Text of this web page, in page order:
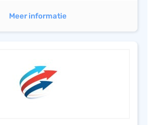
Meer informatie